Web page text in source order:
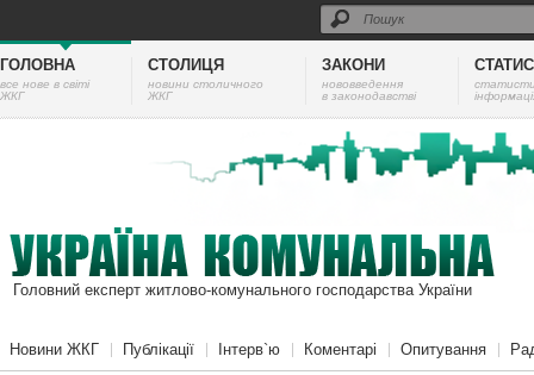
ГОЛОВНА
все нове в світі
ЖКГ
СТОЛИЦЯ
новини столичного
ЖКГ
ЗАКОНИ
нововведення
в законодавстві
Головний експерт житлово-комунального господарства України
Новини ЖКГ Публікації Інтерв`ю Коментарі Опитування